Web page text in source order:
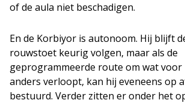
of de aula niet beschadigen.
En de Korbiyor is autonoom. Hij blijft
rouwstoet keurig volgen, maar als de
geprogrammeerde route om wat voor
anders verloopt, kan hij eveneens op
bestuurd. Verder zitten er onder het